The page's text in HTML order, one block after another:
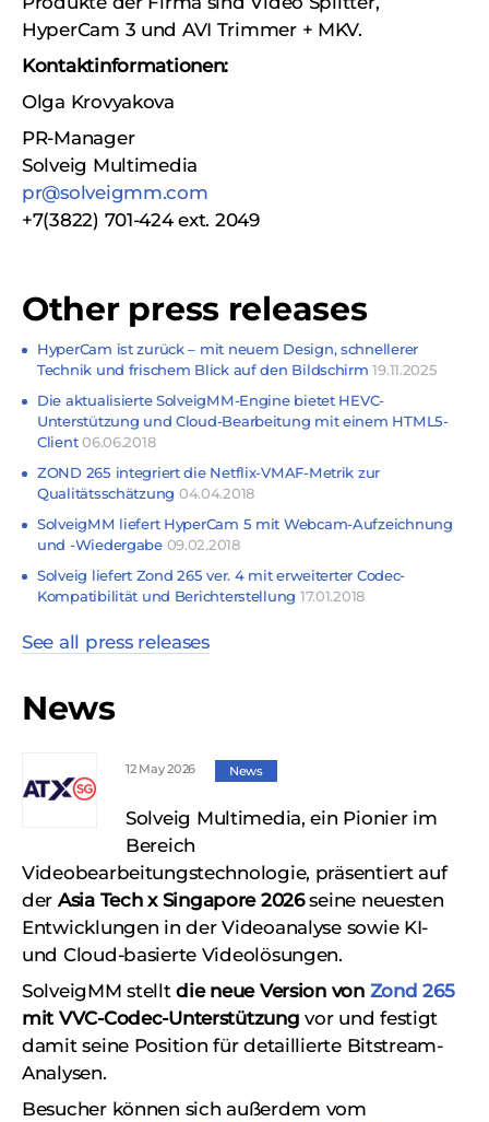
HyperCam 3 und AVI Trimmer + MKV.
Kontaktinformationen:
Olga Krovyakova
PR-Manager
Solveig Multimedia
pr@solveigmm.com
+7(3822) 701-424 ext. 2049
Other press releases
HyperCam ist zurück – mit neuem Design, schnellerer
Technik und frischem Blick auf den Bildschirm19.11.2025
Die aktualisierte SolveigMM-Engine bietet HEVC-
Unterstützung und Cloud-Bearbeitung mit einem HTML5-
Client06.06.2018
ZOND 265 integriert die Netflix-VMAF-Metrik zur
Qualitätsschätzung 04.04.2018
SolveigMM liefert HyperCam 5 mit Webcam-Aufzeichnung
und -Wiedergabe 09.02.2018
Solveig liefert Zond 265 ver. 4 mit erweiterter Codec-
Kompatibilität und Berichterstellung 17.01.2018
See all press releases
News
12 May 2026 News
Solveig Multimedia, ein Pionier im
Bereich
Videobearbeitungstechnologie, präsentiert auf
der Asia Tech x Singapore 2026seine neuesten
Entwicklungen in der Videoanalyse sowie KI-
und Cloud-basierte Videolösungen.
SolveigMM stelltdie neue Version von Zond 265
mit VVC-Codec-Unterstützung vor und festigt
damit seine Position für detaillierte Bitstream-
Analysen.
Besucher können sich außerdem vom